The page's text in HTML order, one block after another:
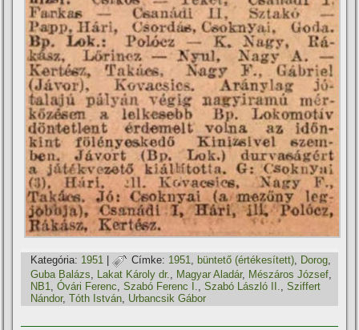
Kategória: 1951 | Címke: 1951, büntető (értékesí­tett), Dorog,
Guba Balázs
Lakat Károly dr. Magyar Aladár, Mészáros József
NB1
,Óvári Ferenc ,Szabó Ferenc I. ,Szabó László II. ,Sziffert
Nándor,Tóth István Urbancsik Gábor